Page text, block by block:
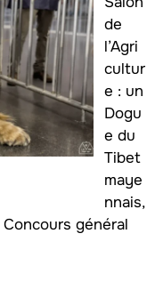
de
l’Agri
cultur
e : un
Dogu
e du
Tibet
maye
nnais,
général